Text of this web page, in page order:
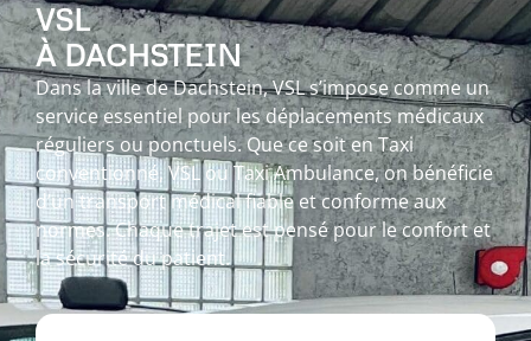
VSL
À DACHSTEIN
Dans la ville de Dachstein, VSL s’impose comme un
service essentiel pour les déplacements médicaux
réguliers ou ponctuels. Que ce soit en Taxi
conventionné, VSL ou Taxi Ambulance, on bénéficie
d’un transport médical fiable et conforme aux
normes. Chaque trajet est pensé pour le confort et
la sécurité du patient.